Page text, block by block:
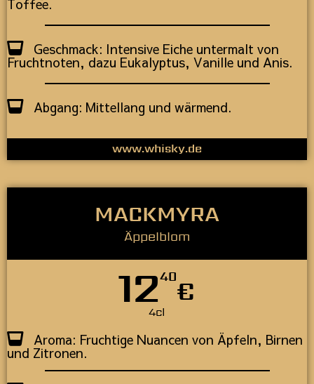
Toffee.
Geschmack: Intensive Eiche untermalt von
Fruchtnoten, dazu Eukalyptus, Vanille und Anis.
Abgang: Mittellang und wärmend.
www.whisky.de
MACKMYRA
Äppelblom
1240€
4cl
Aroma: Fruchtige Nuancen von Äpfeln, Birnen
und Zitronen.